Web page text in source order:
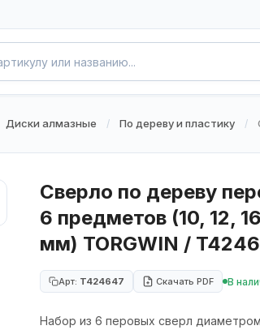
Диски алмазные / По дереву и пластику /
Сверло по дереву
6 предметов (10, 12,
мм) TORGWIN /
Арт: T424647 Скачать PDF В
Набор из 6 перовых сверл диаметром